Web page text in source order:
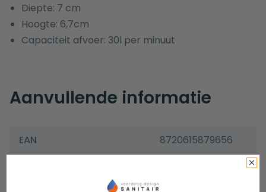
Diepte: 7 cm
Hoogte: 6,7cm
Capaciteit afvoer: 30l per minuut
Aanvullende informatie
EAN
8720615879656